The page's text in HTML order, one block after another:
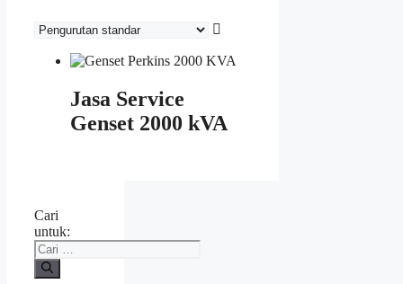
Jasa Service
Genset 2000 kVA
Cari
untuk: